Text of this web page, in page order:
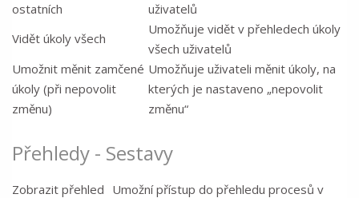
ostatních
uživatelů
Vidět úkoly všech
Umožňuje vidět v přehledech úkoly
všech uživatelů
Umožnit měnit zamčené
úkoly (při nepovolit
změnu)
Umožňuje uživateli měnit úkoly, na
kterých je nastaveno „nepovolit
změnu“
Přehledy - Sestavy
Zobrazit přehled Umožní přístup do přehledu procesů v